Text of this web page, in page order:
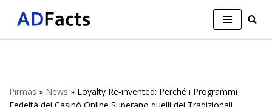
Pirmas » News » Loyalty Re‑invented: Perché i Programmi